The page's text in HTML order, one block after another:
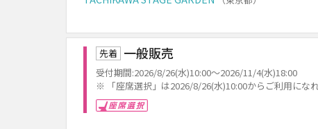
先着 一般販売
受付期間:2026/8/26(水)10:00～2026/11/4(水)18:00
※ 「座席選択」は2026/8/26(水)10:00からご利用になれ